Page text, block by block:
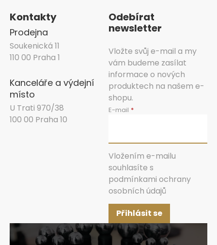
Kontakty
Prodejna
Soukenická 11
110 00 Praha 1
Kanceláře a výdejní
místo
U Trati 970/38
100 00 Praha 10
Odebírat
newsletter
Vložte svůj e-mail a my
vám budeme zasílat
informace o nových
produktech na našem e-
shopu.
E-mail
Vložením e-mailu
souhlasíte s
podmínkami ochrany
osobních údajů
Přihlásit se